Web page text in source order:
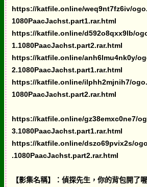
https://katfile.online/weq9nt7fz6iv/
1080PaacJachst.part1.rar.html
https://katfile.online/d592o8qxx9lb/
1.1080PaacJachst.part2.rar.html
https://katfile.online/anh6lmu4nk0y/
2.1080PaacJachst.part1.rar.html
https://katfile.online/ilphh2mjnih7/
1080PaacJachst.part2.rar.html
https://katfile.online/gz38emxc0ne7/
3.1080PaacJachst.part1.rar.html
https://katfile.online/dszo69pvix2s/
.1080PaacJachst.part2.rar.html
【影集名稱】：偵探先生，你的背包開了